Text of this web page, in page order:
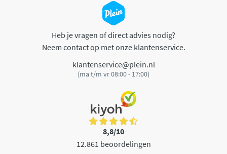
Heb je vragen of direct advies nodig?
Neem contact op met onze klantenservice.
klantenservice@plein.nl
(ma t/m vr 08:00 - 17:00)
8,8/10
12.861 beoordelingen